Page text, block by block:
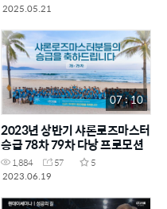
2025.05.21
07 : 10
2023년 상반기 샤론로즈마스터
승급 78차 79차 다낭 프로모션
1,884 57
5
2023.06.19